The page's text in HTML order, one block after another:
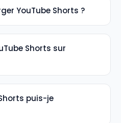
jusqu'à la
qu'uploadée par les
YouTube Shorts ?
pour un usage
acceptable.
ou les utiliser
d'auteur.
Shorts sur
YouTube Shorts
sur iPhone, iPad,
de bureau.
puis-je